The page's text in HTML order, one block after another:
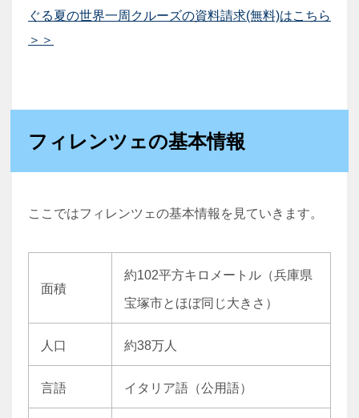
ぐる夏の世界一周クルーズの資料請求(無料)はこちら
＞＞
フィレンツェの基本情報
ここではフィレンツェの基本情報を見ていきます。
面積
約102平方キロメートル（兵庫県
宝塚市とほぼ同じ大きさ）
人口 約38万人
言語 イタリア語（公用語）